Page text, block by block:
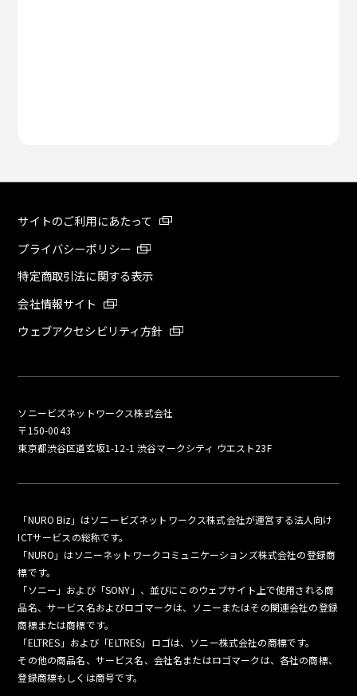
サイトのご利用にあたって
プライバシーポリシー
特定商取引法に関する表示
会社情報サイト
ウェブアクセシビリティ方針
ソニービズネットワークス株式会社
〒150-0043
東京都渋谷区道玄坂1-12-1 渋谷マークシティ ウエスト23F
「NURO Biz」はソニービズネットワークス株式会社が運営する法人向け
ICTサービスの総称です。
「NURO」はソニーネットワークコミュニケーションズ株式会社の登録商
標です。
「ソニー」および「SONY」、並びにこのウェブサイト上で使用される商
品名、サービス名およびロゴマークは、ソニーまたはその関連会社の登録
商標または商標です。
「ELTRES」および「ELTRES」ロゴは、ソニー株式会社の商標です。
その他の商品名、サービス名、会社名またはロゴマークは、各社の商標、
登録商標もしくは商号です。